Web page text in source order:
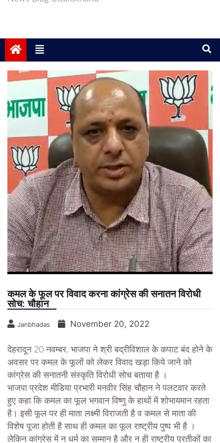
कमल के फूल पर विवाद करना कांग्रेस की सनातन विरोधी
सोच: चौहान
Janbhadas November 20, 2022
देहरादून 20 नवम्बर, भाजपा ने श्री बद्रीविशाल के कपाट बंद होने के
अवसर पर कमल के फूलों को लेकर विवाद खड़ा किये जाने को
कांग्रेस की सनातनी संस्कृति विरोधी सोच बताया है ।
भाजपा प्रदेश मीडिया प्रभारी मनवीर सिंह चौहान ने पलटवार करते
हुए कहा कि कमल का फूल भगवान विष्णु के हाथों में शोभायमान रहता
है। इसी फूल पर ही माता लक्ष्मी विराजती है व कमल से माता की
विशेष पूजा होती है साथ ही कमल का फूल राष्ट्रीय पुष्प भी है ।
लेकिन कांग्रेस में न धर्म का सम्मान है और न ही राष्ट्रीय प्रतीकों का